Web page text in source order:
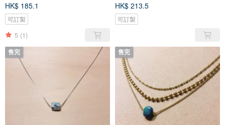
HK$ 185.1
可訂製
5 (1)
HK$ 213.5
可訂製
售完 售完